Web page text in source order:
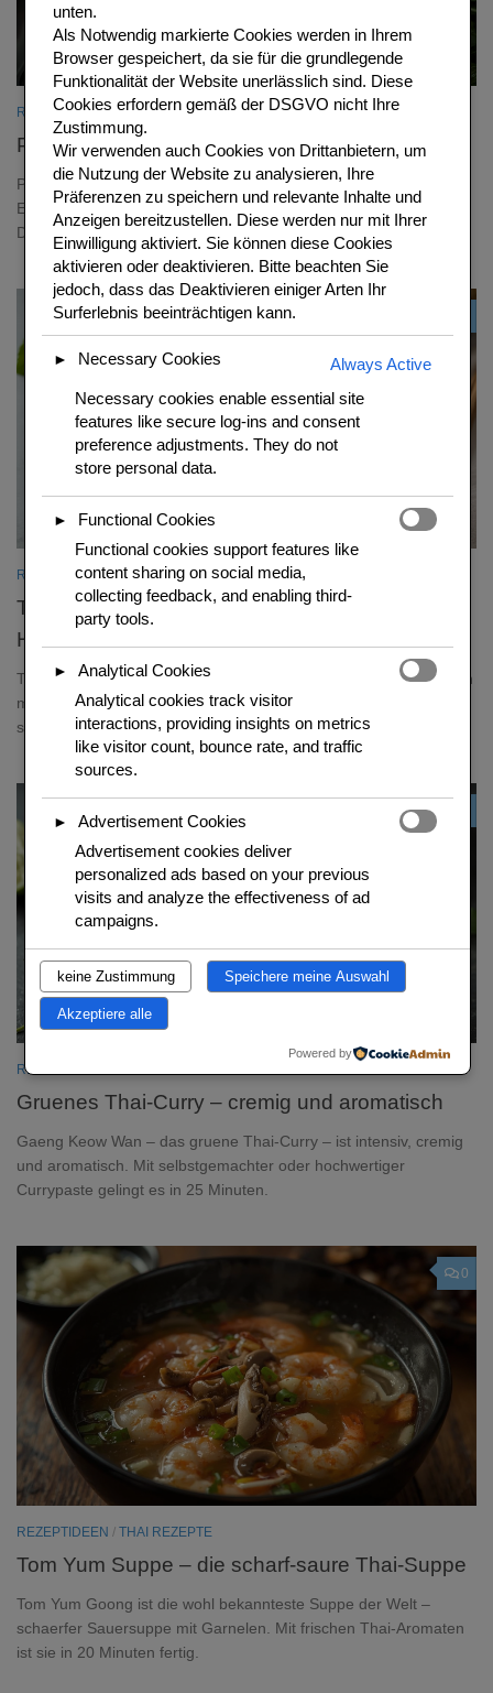
REZEPTIDEEN/THAI REZEPTE
Pad Thai – das Original-Rezept aus Bangkok
Pad Thai ist das bekannteste Gericht Thailands – Reisnudeln mit
Ei, Bohnenkeim und Erdnuessen in Tamarinden-Fischsauce.
Dieses Original-Rezept aus Bangkok gelin
REZEPTIDEEN/THAI REZEPTE
Tom Kha Gai – cremige Kokossuppe mit
Haenchen
Tom Kha Gai ist die aromatischste Suppe Thailands – Kokosmilch
mit Galangal, Zitronengras und Kaffirlimette. Seidig, sauer, leicht
schaerfer und unglaublich par
REZEPTIDEEN
Gruenes Thai-Curry – cremig und aromatisch
Gaeng Keow Wan – das gruene Thai-Curry – ist intensiv, cremig
und aromatisch. Mit selbstgemachter oder hochwertiger
Currypaste gelingt es in 25 Minuten.
0
REZEPTIDEEN / THAI REZEPTE
Tom Yum Suppe – die scharf-saure Thai-Suppe
Tom Yum Goong ist die wohl bekannteste Suppe der Welt –
schaerfer Sauersuppe mit Garnelen. Mit frischen Thai-Aromaten
ist sie in 20 Minuten fertig.
unten.
Als Notwendig markierte Cookies werden in Ihrem
Browser gespeichert, da sie für die grundlegende
Funktionalität der Website unerlässlich sind. Diese
Cookies erfordern gemäß der DSGVO nicht Ihre
Zustimmung.
Wir verwenden auch Cookies von Drittanbietern, um
die Nutzung der Website zu analysieren, Ihre
Präferenzen zu speichern und relevante Inhalte und
Anzeigen bereitzustellen. Diese werden nur mit Ihrer
Einwilligung aktiviert. Sie können diese Cookies
aktivieren oder deaktivieren. Bitte beachten Sie
jedoch, dass das Deaktivieren einiger Arten Ihr
Surferlebnis beeinträchtigen kann.
► Necessary Cookies
Always Active
Necessary cookies enable essential site
features like secure log-ins and consent
preference adjustments. They do not
store personal data.
►
Functional Cookies
Functional cookies support features like
content sharing on social media,
collecting feedback, and enabling third-
party tools.
►
Analytical Cookies
Analytical cookies track visitor
interactions, providing insights on metrics
like visitor count, bounce rate, and traffic
sources.
►
Advertisement Cookies
Advertisement cookies deliver
personalized ads based on your previous
visits and analyze the effectiveness of ad
campaigns.
keine Zustimmung Speichere meine Auswahl
Akzeptiere alle
Powered by